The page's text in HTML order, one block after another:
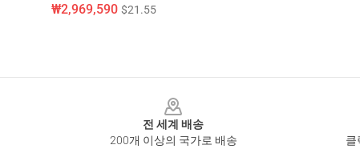
₩2,969,590 $21.55
전 세계 배송
200개 이상의 국가로 배송
클